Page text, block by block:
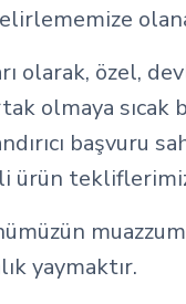
olarak, özel,
olmaya
başvuru
ürün
yaymaktır.